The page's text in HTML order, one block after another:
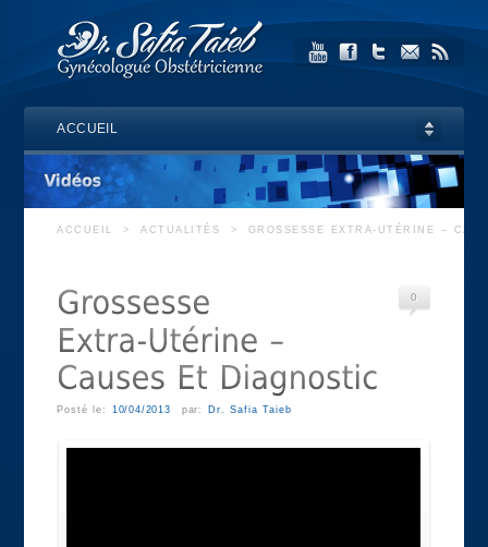
ACCUEIL
ACCUEIL > ACTUALITÉS > GROSSESSE EXTRA-UTÉRINE –
0
Posté le: 10/04/2013 par: Dr. Safia Taieb